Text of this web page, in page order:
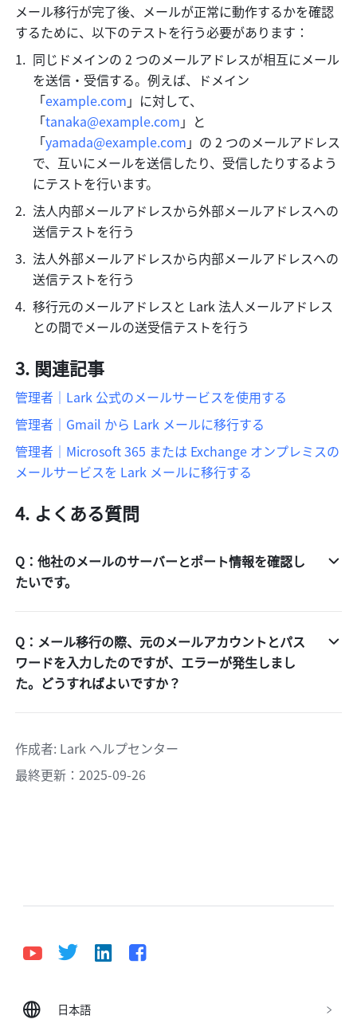
メール移行が完了後、メールが正常に動作するかを確認
するために、以下のテストを行う必要があります：
同じドメインの 2 つのメールアドレスが相互にメール
を送信・受信する。例えば、ドメイン
「example.com 」に対して、
「tanaka@example.com 」と
「yamada@example.com 」の 2 つのメールアドレス
で、互いにメールを送信したり、受信したりするよう
にテストを行います。
法人内部メールアドレスから外部メールアドレスへの
送信テストを行う
法人外部メールアドレスから内部メールアドレスへの
送信テストを行う
移行元のメールアドレスと Lark 法人メールアドレス
との間でメールの送受信テストを行う
関連記事
管理者｜Lark 公式のメールサービスを使用する
管理者｜Gmail から Lark メールに移行する
管理者｜Microsoft 365 または Exchange オンプレミスの
メールサービスを Lark メールに移行する
よくある質問
Q：他社のメールのサーバーとポート情報を確認し
たいです。
Q：メール移行の際、元のメールアカウントとパス
ワードを入力したのですが、エラーが発生しまし
た。どうすればよいですか？
作成者: Lark ヘルプセンター
最終更新：2025-09-26
日本語